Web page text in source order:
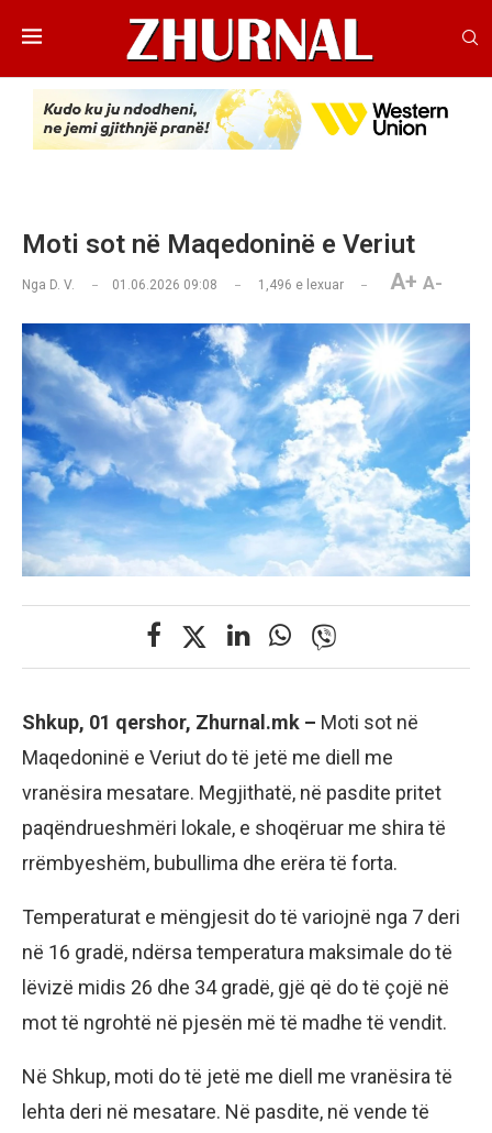
Moti sot në Maqedoninë e Veriut
Nga D. V. 01.06.2026 09:08 1,496 e lexuar A+ A-
Shkup, 01 qershor, Zhurnal.mk – Moti sot në
Maqedoninë e Veriut do të jetë me diell me
vranësira mesatare. Megjithatë, në pasdite pritet
paqëndrueshmëri lokale, e shoqëruar me shira të
rrëmbyeshëm, bubullima dhe erëra të forta.
Temperaturat e mëngjesit do të variojnë nga 7 deri
në 16 gradë, ndërsa temperatura maksimale do të
lëvizë midis 26 dhe 34 gradë, gjë që do të çojë në
mot të ngrohtë në pjesën më të madhe të vendit.
Në Shkup, moti do të jetë me diell me vranësira të
lehta deri në mesatare. Në pasdite, në vende të